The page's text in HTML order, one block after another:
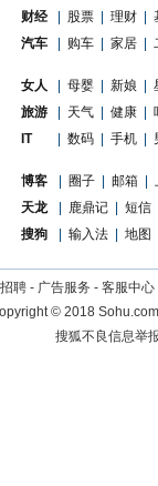
财经
股票 理财
汽车
购车 家居
女人 母婴 新娘
旅游
天气 健康
IT
数码 手机
博客 圈子 邮箱
天龙
鹿鼎记
短信
搜狗
输入法 地图
聘 - 广告服务 - 客服中心
©2018
搜狐不良信息举